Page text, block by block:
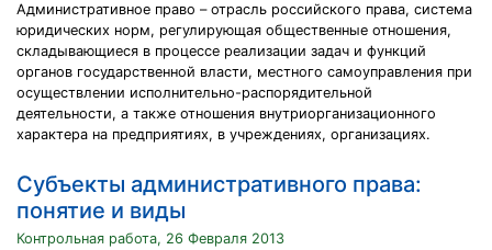
Административное право – отрасль российского права, система
юридических норм, регулирующая общественные отношения,
складывающиеся в процессе реализации задач и функций
органов государственной власти, местного самоуправления при
осуществлении исполнительно-распорядительной
деятельности, а также отношения внутриорганизационного
характера на предприятиях, в учреждениях, организациях.
Субъекты административного права:
понятие и виды
Контрольная работа, 26 Февраля 2013